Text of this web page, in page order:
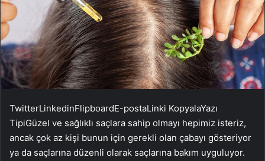
TwitterLinkedinFlipboardE-postaLinki KopyalaYazı
TipiGüzel ve sağlıklı saçlara sahip olmayı hepimiz isteriz,
ancak çok az kişi bunun için gerekli olan çabayı gösteriyor
ya da saçlarına düzenli olarak saçlarına bakım uyguluyor.